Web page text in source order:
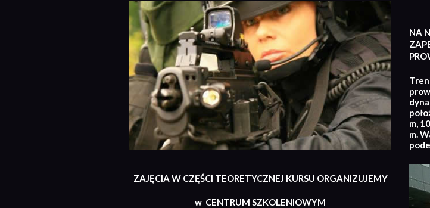
NA
m,
m.
ZAJĘCIA W CZĘŚCI TEORETYCZNEJ KURSU ORGANIZUJEMY
w CENTRUM SZKOLENIOWYM